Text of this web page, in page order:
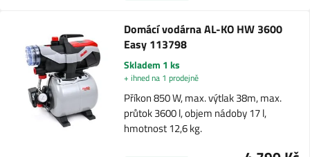
Domácí vodárna AL-KO HW 3600
Easy 113798
Skladem 1 ks
+ ihned na 1 prodejně
Příkon 850 W, max. výtlak 38m, max.
průtok 3600 l, objem nádoby 17 l,
hmotnost 12,6 kg.